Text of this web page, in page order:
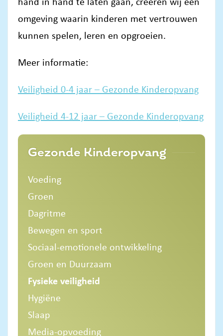
omgeving waarin kinderen met vertrouwen
kunnen spelen, leren en opgroeien.
Meer informatie:
Veiligheid 0-4 jaar – Gezonde Kinderopvang
Veiligheid 4-12 jaar – Gezonde Kinderopvang
Gezonde Kinderopvang
Voeding
Groen
Dagritme
Bewegen en sport
Sociaal-emotionele ontwikkeling
Groen en Duurzaam
Fysieke veiligheid
Hygiëne
Slaap
Media-opvoeding